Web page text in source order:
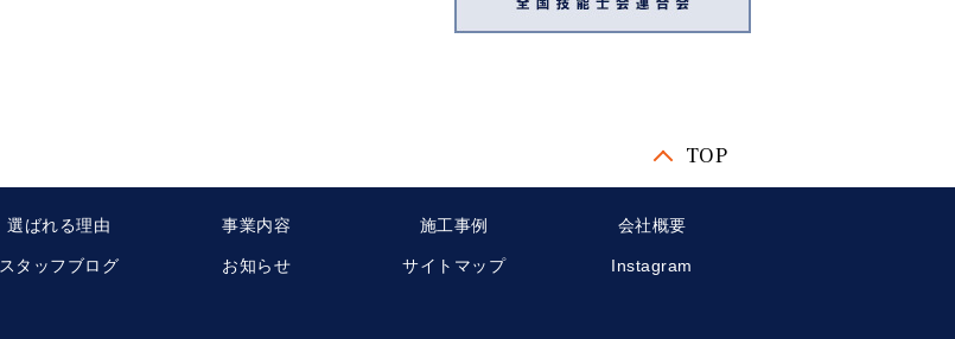
TOP
選ばれる理由 事業内容 施工事例 会社概要
スタッフブログ お知らせ サイトマップ Instagram